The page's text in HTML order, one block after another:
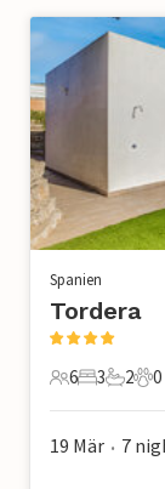
Spanien
Tordera
6 Gäste
6
3
3
2
2
0
0
19 Mär • 7